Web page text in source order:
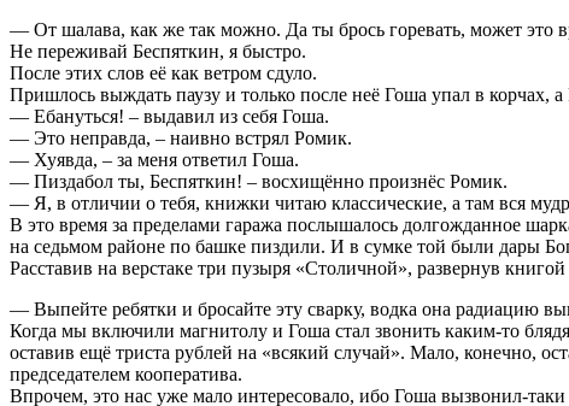
— От шалава, как же так можно. Да ты брось горевать, может это
Не переживай Беспяткин, я быстро.
После этих слов её как ветром сдуло.
Пришлось выждать паузу и только после неё Гоша упал в корчах,
— Ебануться! – выдавил из себя Гоша.
— Это неправда, – наивно встрял Ромик.
— Хуявда, – за меня ответил Гоша.
— Пиздабол ты, Беспяткин! – восхищённо произнёс Ромик.
— Я, в отличии о тебя, книжки читаю классические, а там вся
В это время за пределами гаража послышалось долгожданное
на седьмом районе по башке пиздили. И в сумке той были дары
Расставив на верстаке три пузыря «Столичной», развернув
— Выпейте ребятки и бросайте эту сварку, водка она радиацию
Когда мы включили магнитолу и Гоша стал звонить каким-то
оставив ещё триста рублей на «всякий случай». Мало, конечно,
председателем кооператива.
Впрочем, это нас уже мало интересовало, ибо Гоша вызвонил-